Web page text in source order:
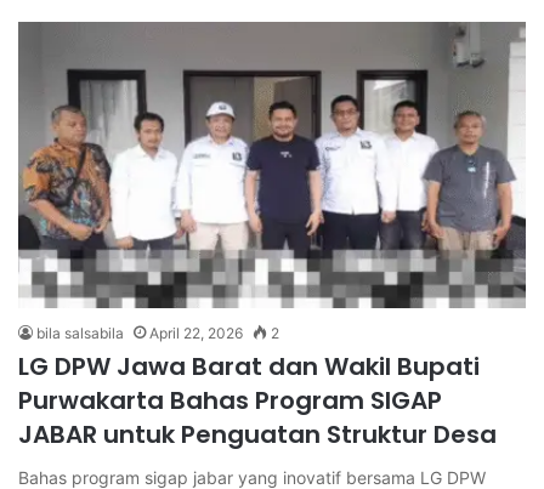
bila salsabila April 22, 2026 2
LG DPW Jawa Barat dan Wakil Bupati
Purwakarta Bahas Program SIGAP
JABAR untuk Penguatan Struktur Desa
Bahas program sigap jabar yang inovatif bersama LG DPW